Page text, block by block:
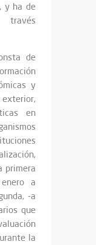
, y ha de
de
y
exterior,
en
primera
a
-a
que
la